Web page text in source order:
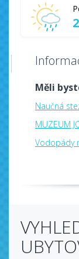
Měli
Naučná
MUZEUM
Vodopády